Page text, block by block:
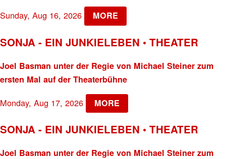
Sunday, Aug 16, 2026 MORE
SONJA - EIN JUNKIELEBEN • THEATER
Joel Basman unter der Regie von Michael Steiner zum
ersten Mal auf der Theaterbühne
Monday, Aug 17, 2026 MORE
SONJA - EIN JUNKIELEBEN • THEATER
Joel Basman unter der Regie von Michael Steiner zum